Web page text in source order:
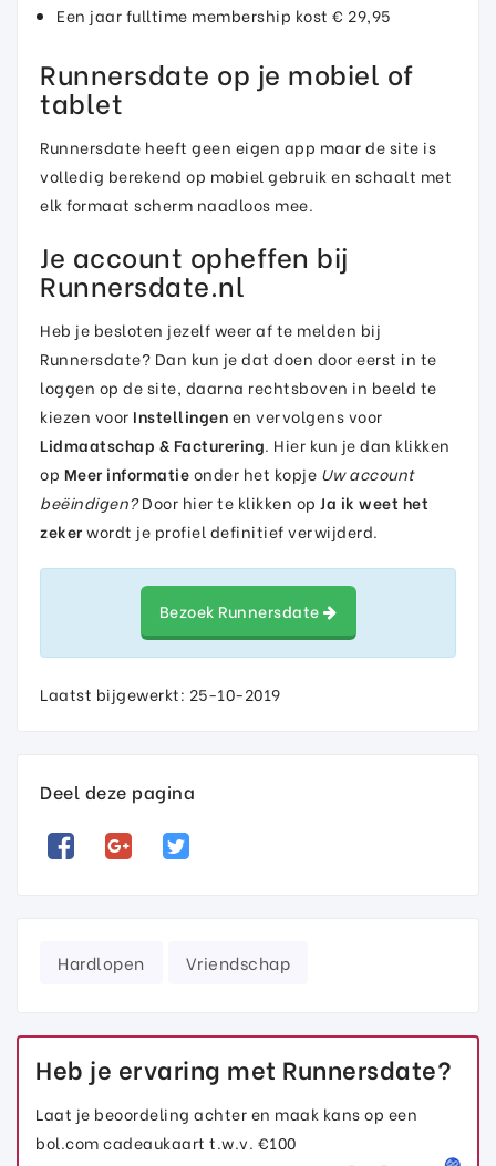
Een jaar fulltime membership kost € 29,95
Runnersdate op je mobiel of
tablet
Runnersdate heeft geen eigen app maar de site is
volledig berekend op mobiel gebruik en schaalt met
elk formaat scherm naadloos mee.
Je account opheffen bij
Runnersdate.nl
Heb je besloten jezelf weer af te melden bij
Runnersdate? Dan kun je dat doen door eerst in te
loggen op de site, daarna rechtsboven in beeld te
kiezen voor Instellingenen vervolgens voor
Lidmaatschap & Facturering. Hier kun je dan klikken
op Meer informatieonder het kopje Uw account
beëindigen?Door hier te klikken op Ja ik weet het
zekerwordt je profiel definitief verwijderd.
Bezoek Runnersdate
Laatst bijgewerkt: 25-10-2019
Deel deze pagina
Hardlopen Vriendschap
Heb je ervaring met Runnersdate?
Laat je beoordeling achter en maak kans op een
bol.com cadeaukaart t.w.v. €100